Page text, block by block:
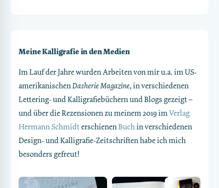
Meine Kalligrafie in den Medien
Im Lauf der Jahre wurden Arbeiten von mir u.a. im US-
amerikanischenDasherie Magazine, in verschiedenen
Lettering- und Kalligrafiebüchern und Blogs gezeigt –
und über die Rezensionen zu meinem 2019 imVerlag
Hermann SchmidterschienenBuchin verschiedenen
Design- und Kalligrafie-Zeitschriften habe ich mich
besonders gefreut!